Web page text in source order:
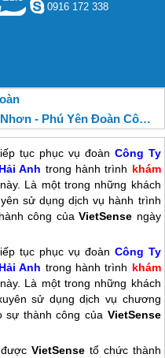
0916 172 338
Công Ty TM Và DV Vận Tải Hải Anh
tục phục vụ đoàn Công Ty
Anh trong hành trình khám
Là một trong những khách
sử dụng dịch vụ hành trình
công củaVietSense ngày
tục phục vụ đoàn Công Ty
Anh trong hành trình khám
Là một trong những khách
sử dụng dịch vụ chương
sự thành công của VietSense
đượcVietSense tổ chức thành